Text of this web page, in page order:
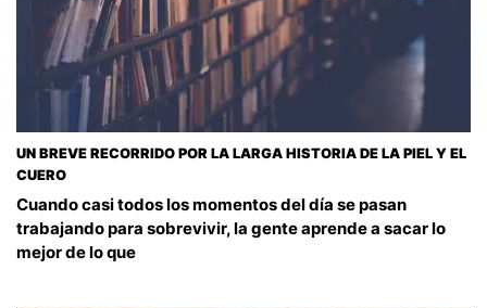
UN BREVE RECORRIDO POR LA LARGA HISTORIA DE LA PIEL Y EL
CUERO
Cuando casi todos los momentos del día se pasan
trabajando para sobrevivir, la gente aprende a sacar lo
mejor de lo que